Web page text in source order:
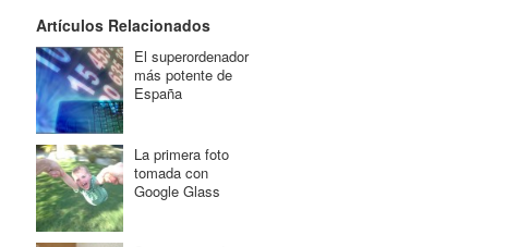
Artículos Relacionados
El superordenador
más potente de
España
La primera foto
tomada con
Google Glass